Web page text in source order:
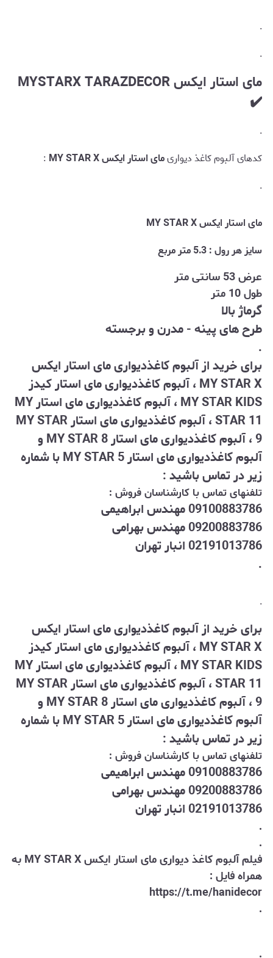
.
.
مای استار ایکس MYSTARX TARAZDECOR
✔️
.
کدهای آلبوم کاغذ دیواریمای استار ایکس MY STAR X
:
.
مای استار ایکس MY STAR X
سایز هر رول : 5.3 متر مربع
عرض 53 سانتی متر
طول 10 متر
گرماژ بالا
طرح های پینه - مدرن و برجسته
.
برای خرید از آلبوم کاغذدیواری مای استار ایکس
MY STAR X ، آلبوم کاغذدیواری مای استار کیدز
MY STAR KIDS ، آلبوم کاغذدیواری مای استار MY
STAR 11 ، آلبوم کاغذدیواری مای استار MY STAR
9 ، آلبوم کاغذدیواری مای استار MY STAR 8 و
آلبوم کاغذدیواری مای استار MY STAR 5 با شماره
زیر در تماس باشید :
تلفنهای تماس با کارشناسان فروش :
09100883786 مهندس ابراهیمی
09200883786 مهندس بهرامی
02191013786 انبار تهران
.
.
برای خرید از آلبوم کاغذدیواری مای استار ایکس
MY STAR X ، آلبوم کاغذدیواری مای استار کیدز
MY STAR KIDS ، آلبوم کاغذدیواری مای استار MY
STAR 11 ، آلبوم کاغذدیواری مای استار MY STAR
9 ، آلبوم کاغذدیواری مای استار MY STAR 8 و
آلبوم کاغذدیواری مای استار MY STAR 5 با شماره
زیر در تماس باشید :
تلفنهای تماس با کارشناسان فروش :
09100883786 مهندس ابراهیمی
09200883786 مهندس بهرامی
02191013786 انبار تهران
.
.
فیلم آلبوم کاغذ دیواری مای استار ایکس MY STAR X به
همراه فایل :
https://t.me/hanidecor
.
.